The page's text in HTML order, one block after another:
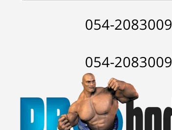
180.00
125.00
054-2083009
054-2083009